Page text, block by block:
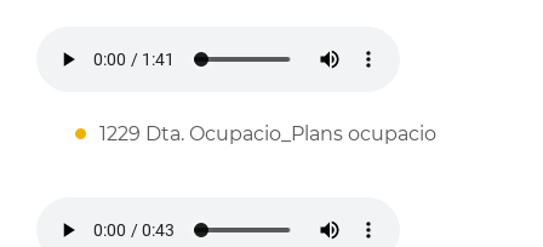
1229 Dta. Ocupacio_Plans ocupacio